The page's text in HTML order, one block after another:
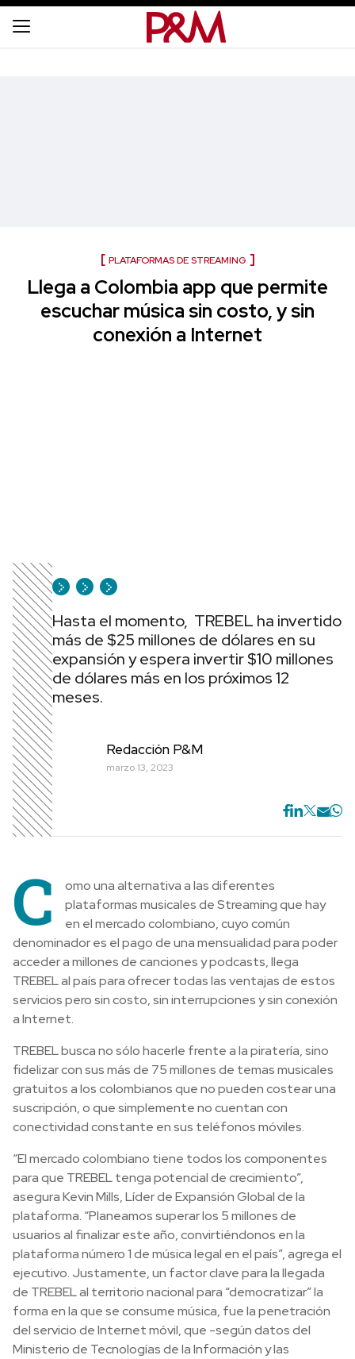
PLATAFORMAS DE STREAMING
Llega a Colombia app que permite
escuchar música sin costo, y sin
conexión a Internet
Hasta el momento, TREBEL ha invertido
más de $25 millones de dólares en su
expansión y espera invertir $10 millones
de dólares más en los próximos 12
meses.
Redacción P&M
marzo 13, 2023
C
omo una alternativa a las diferentes
plataformas musicales de Streaming que hay
en el mercado colombiano, cuyo común
denominador es el pago de una mensualidad para poder
acceder a millones de canciones y podcasts, llega
TREBEL al país para ofrecer todas las ventajas de estos
servicios pero sin costo, sin interrupciones y sin conexión
a Internet.
TREBEL busca no sólo hacerle frente a la piratería, sino
fidelizar con sus más de 75 millones de temas musicales
gratuitos a los colombianos que no pueden costear una
suscripción, o que simplemente no cuentan con
conectividad constante en sus teléfonos móviles.
“El mercado colombiano tiene todos los componentes
para que TREBEL tenga potencial de crecimiento”,
asegura Kevin Mills, Líder de Expansión Global de la
plataforma. “Planeamos superar los 5 millones de
usuarios al finalizar este año, convirtiéndonos en la
plataforma número 1 de música legal en el país”, agrega el
ejecutivo. Justamente, un factor clave para la llegada
de TREBEL al territorio nacional para “democratizar” la
forma en la que se consume música, fue la penetración
del servicio de Internet móvil, que -según datos del
Ministerio de Tecnologías de la Información y las